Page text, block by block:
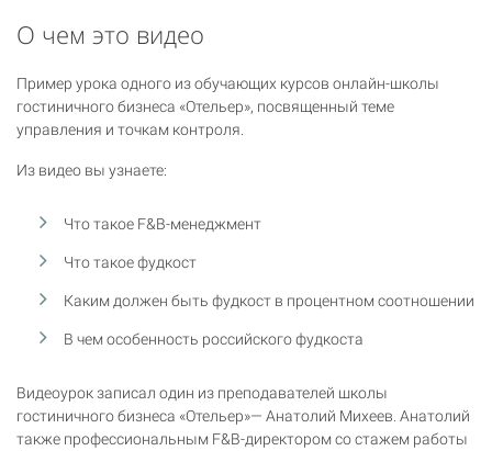
О чем это видео
Пример урока одного из обучающих курсов онлайн-школы
гостиничного бизнеса «Отельер», посвященный теме
управления и точкам контроля.
Из видео вы узнаете:
Что такое F&B-менеджмент
Что такое фудкост
Каким должен быть фудкост в процентном соотношении
В чем особенность российского фудкоста
Видеоурок записал один из преподавателей школы
гостиничного бизнеса «Отельер»— Анатолий Михеев. Анатолий
также профессиональным F&B-директором со стажем работы